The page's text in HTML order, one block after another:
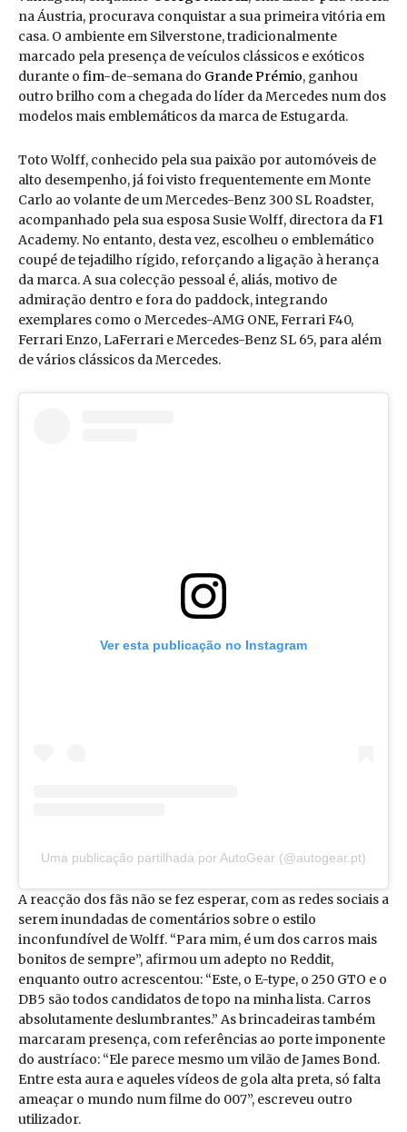
na Áustria, procurava conquistar a sua primeira vitória em
casa. O ambiente em Silverstone, tradicionalmente
marcado pela presença de veículos clássicos e exóticos
durante o fim-de-semana do Grande Prémio, ganhou
outro brilho com a chegada do líder da Mercedes num dos
modelos mais emblemáticos da marca de Estugarda.
Toto Wolff, conhecido pela sua paixão por automóveis de
alto desempenho, já foi visto frequentemente em Monte
Carlo ao volante de um Mercedes-Benz 300 SL Roadster,
acompanhado pela sua esposa Susie Wolff, directora daF1
Academy. No entanto, desta vez, escolheu o emblemático
coupé de tejadilho rígido, reforçando a ligação à herança
da marca. A sua colecção pessoal é, aliás, motivo de
admiração dentro e fora do paddock, integrando
exemplares como o Mercedes-AMG ONE, Ferrari F40,
Ferrari Enzo, LaFerrari e Mercedes-Benz SL 65, para além
de vários clássicos da Mercedes.
Ver esta publicação no Instagram
Uma publicação partilhada por AutoGear (@autogear.pt)
A reacção dos fãs não se fez esperar, com as redes sociais a
serem inundadas de comentários sobre o estilo
inconfundível de Wolff. “Para mim, é um dos carros mais
bonitos de sempre”, afirmou um adepto no Reddit,
enquanto outro acrescentou: “Este, o E-type, o 250 GTO e o
DB5 são todos candidatos de topo na minha lista. Carros
absolutamente deslumbrantes.” As brincadeiras também
marcaram presença, com referências ao porte imponente
do austríaco: “Ele parece mesmo um vilão de James Bond.
Entre esta aura e aqueles vídeos de gola alta preta, só falta
ameaçar o mundo num filme do 007”, escreveu outro
utilizador.